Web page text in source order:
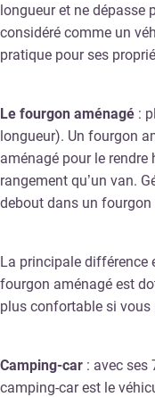
longueur et ne dépasse
considéré comme un
pratique pour ses
Le fourgon aménagé :
longueur). Un fourgon
aménagé pour le rendre
rangement qu’un van.
debout dans un fourgon
La principale différence
fourgon aménagé est
plus confortable si vous
Camping-car : avec ses
camping-car est le